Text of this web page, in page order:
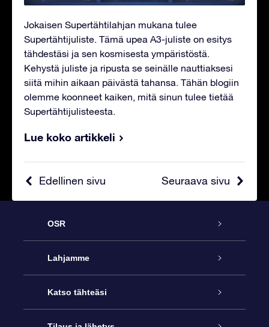
Jokaisen Supertähtilahjan mukana tulee
Supertähtijuliste. Tämä upea A3-juliste on esitys
tähdestäsi ja sen kosmisesta ympäristöstä.
Kehystä juliste ja ripusta se seinälle nauttiaksesi
siitä mihin aikaan päivästä tahansa. Tähän blogiin
olemme koonneet kaiken, mitä sinun tulee tietää
Supertähtijulisteesta.
Lue koko artikkeli
Seuraava sivu
Edellinen sivu
OSR
Palvelu
Ota meihin yhteyttä
Blogi
Lahjamme
Online Star -lahja
Katso tähteäsi